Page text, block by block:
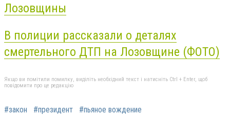
Лозовщины
В полиции рассказали о деталях
смертельного ДТП на Лозовщине (ФОТО)
Якщо ви помітили помилку, виділіть необхідний текст і натисніть Ctrl + Enter, щоб
повідомити про це редакцію
#закон #президент #пьяное вождение